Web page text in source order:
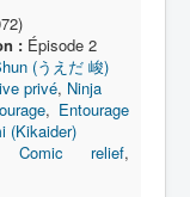
:Épisode 2
(うえだ 峻)
privé, Ninja
, Entourage
(Kikaider)
Comic relief,